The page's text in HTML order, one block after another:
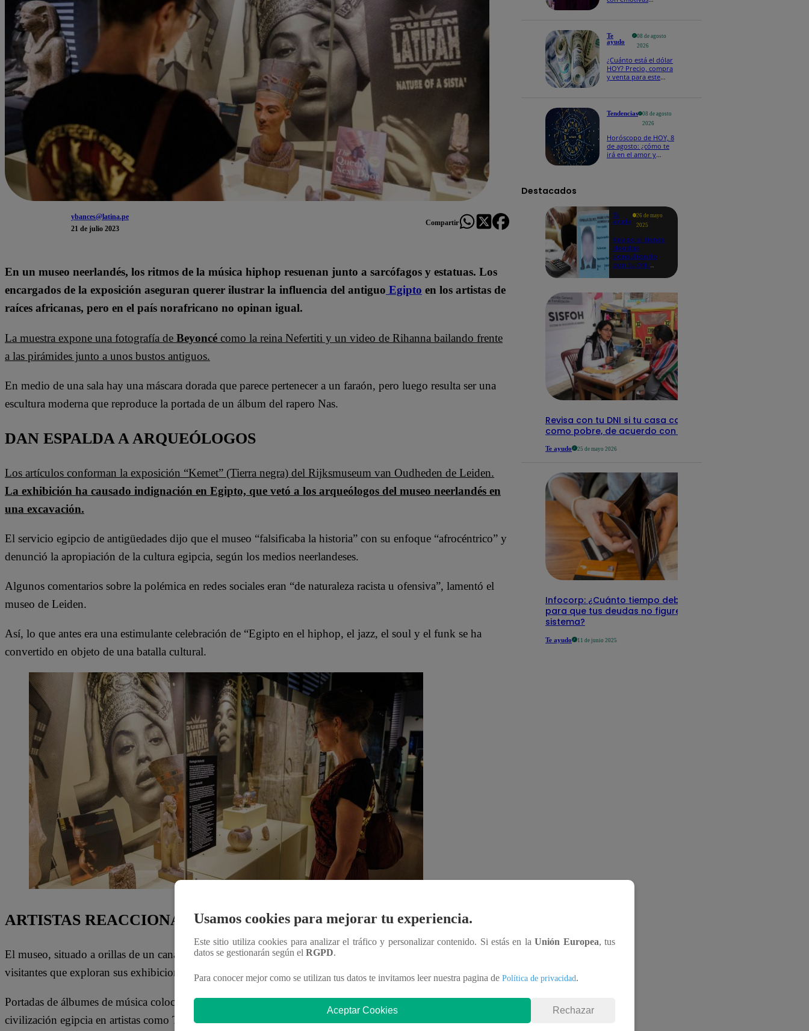
ybances@latina.pe
21 de julio 2023
Compartir
En un museo neerlandés, los ritmos de la música hiphop resuenan junto a sarcófagos y estatuas. Los
encargados de la exposición aseguran querer ilustrar la influencia del antiguo Egipto en los artistas de
raíces africanas, pero en el país norafricano no opinan igual.
La muestra expone una fotografía de Beyoncé como la reina Nefertiti y un video de Rihanna bailando frente
a las pirámides junto a unos bustos antiguos.
En medio de una sala hay una máscara dorada que parece pertenecer a un faraón, pero luego resulta ser una
escultura moderna que reproduce la portada de un álbum del rapero Nas.
DAN ESPALDA A ARQUEÓLOGOS
Los artículos conforman la exposición “Kemet” (Tierra negra) del Rijksmuseum van Oudheden de Leiden.
La exhibición ha causado indignación en Egipto, que vetó a los arqueólogos del museo neerlandés en
una excavación.
El servicio egipcio de antigüedades dijo que el museo “falsificaba la historia” con su enfoque “afrocéntrico” y
denunció la apropiación de la cultura egipcia, según los medios neerlandeses.
Algunos comentarios sobre la polémica en redes sociales eran “de naturaleza racista u ofensiva”, lamentó el
museo de Leiden.
Así, lo que antes era una estimulante celebración de “Egipto en el hiphop, el jazz, el soul y el funk se ha
convertido en objeto de una batalla cultural.
ARTISTAS REACCIONAN
El museo, situado a orillas de un canal de esta pintoresca ciudad universitaria, recibe a un puñado de
visitantes que exploran sus exhibiciones .
Portadas de álbumes de música colocados junto a objetos antiguos intentan mostrar la influencia de la
civilización egipcia en artistas como Tina Turner, Earth Wind and Fire y Miles Davis.
Te
ayudo
08 de agosto
2026
¿Cuánto está el dólar
HOY? Precio, compra
y venta para este
Tendencias
08 de agosto
2026
Horóscopo de HOY, 8
de agosto: ¿cómo te
irá en el amor y
Destacados
Te
ayudo
26 de mayo
2025
Revisa si tienes
deudas
consultando
con tu DNI:
detalles
Revisa con tu DNI si tu casa califica
como pobre, de acuerdo con el Sisfoh
Te ayudo 25 de mayo 2026
Infocorp: ¿Cuánto tiempo debe pasar
para que tus deudas no figuren en su
sistema?
Te ayudo 11 de junio 2025
Usamos cookies para mejorar tu experiencia.
Este sitio utiliza cookies para analizar el tráfico y personalizar contenido. Si estás en laUnión Europea, tus
datos se gestionarán según el RGPD.
Para conocer mejor como se utilizan tus datos te invitamos leer nuestra pagina de Política de privacidad.
Aceptar Cookies Rechazar